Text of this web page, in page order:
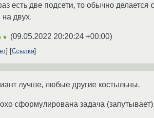
есть две подсети, то обычно
двух.
(09.05.2022 20:20:24 +00:00)
Ссылка
лучше, любые другие костыльны.
сформулирована задача (запутывает).